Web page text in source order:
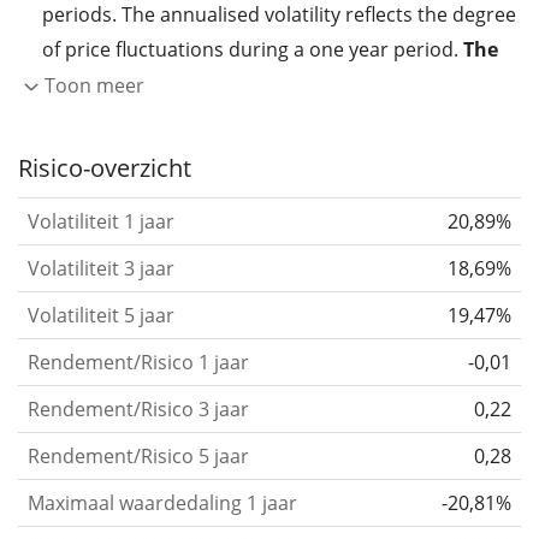
periods. The annualised volatility reflects the degree
of price fluctuations during a one year period. The
higher the volatility, the more significantly the
the past.
Assets with higher volatility are generally
based on the data for the past 1, 3 and 5 years so
that you can see if price fluctuations for the ETF
became stronger or weaker over time.
Return per riskfor 1, 3 and 5 year periods. This is
the annualised (i.e. converted to a one year period)
past return divided by the past annualised volatility.
The metric puts the historical return of an asset
in relation to its historical riskand gives you a
retrospective indication of the degree of price
Toon meer
Risico-overzicht
Volatiliteit 1 jaar
20,89%
Volatiliteit 3 jaar
18,69%
Volatiliteit 5 jaar
19,47%
Rendement/Risico 1 jaar
-0,01
Rendement/Risico 3 jaar
0,22
Rendement/Risico 5 jaar
0,28
Maximaal waardedaling 1 jaar
-20,81%